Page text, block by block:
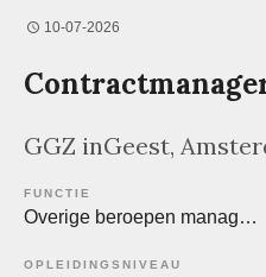
10-07-2026
GGZ inGeest,
FUNCTIE
Overige beroepen management
OPLEIDINGSNIVEAU